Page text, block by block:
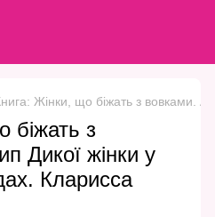
Жінки, що біжать з вовками.
біжать з
Дикої жінки у
Кларисса